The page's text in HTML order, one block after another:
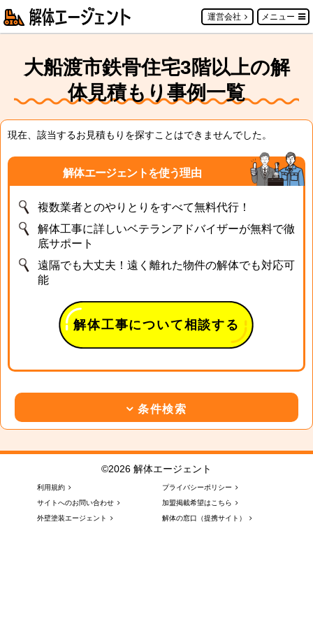
運営会社 メニュー
大船渡市鉄骨住宅3階以上の解
体見積もり事例一覧
現在、該当するお見積もりを探すことはできませんでした。
解体エージェントを使う理由
複数業者とのやりとりをすべて無料代行！
解体工事に詳しいベテランアドバイザーが無料で徹
底サポート
遠隔でも大丈夫！遠く離れた物件の解体でも対応可
能
解体工事について相談する
条件検索
©2026 解体エージェント
利用規約
プライバシーポリシー
サイトへのお問い合わせ
加盟掲載希望はこちら
外壁塗装エージェント
解体の窓口（提携サイト）